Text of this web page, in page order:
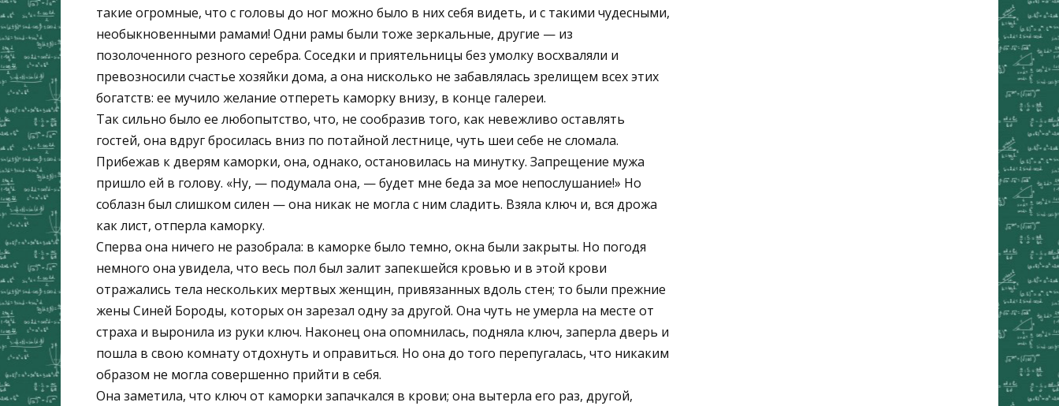
такие огромные, что с головы до ног можно было в них себя видеть, и с такими чудесными,
необыкновенными рамами! Одни рамы были тоже зеркальные, другие — из
позолоченного резного серебра. Соседки и приятельницы без умолку восхваляли и
превозносили счастье хозяйки дома, а она нисколько не забавлялась зрелищем всех этих
богатств: ее мучило желание отпереть каморку внизу, в конце галереи.
Так сильно было ее любопытство, что, не сообразив того, как невежливо оставлять
гостей, она вдруг бросилась вниз по потайной лестнице, чуть шеи себе не сломала.
Прибежав к дверям каморки, она, однако, остановилась на минутку. Запрещение мужа
пришло ей в голову. «Ну, — подумала она, — будет мне беда за мое непослушание!» Но
соблазн был слишком силен — она никак не могла с ним сладить. Взяла ключ и, вся дрожа
как лист, отперла каморку.
Сперва она ничего не разобрала: в каморке было темно, окна были закрыты. Но погодя
немного она увидела, что весь пол был залит запекшейся кровью и в этой крови
отражались тела нескольких мертвых женщин, привязанных вдоль стен; то были прежние
жены Синей Бороды, которых он зарезал одну за другой. Она чуть не умерла на месте от
страха и выронила из руки ключ. Наконец она опомнилась, подняла ключ, заперла дверь и
пошла в свою комнату отдохнуть и оправиться. Но она до того перепугалась, что никаким
образом не могла совершенно прийти в себя.
Она заметила, что ключ от каморки запачкался в крови; она вытерла его раз, другой,